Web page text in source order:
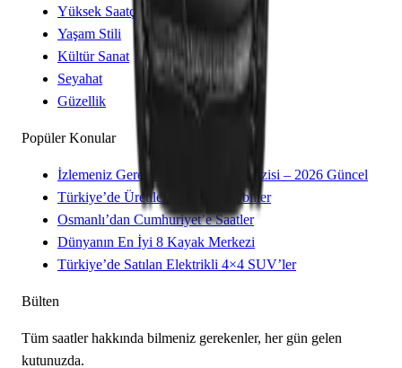
Yüksek Saatçilik
Yaşam Stili
Kültür Sanat
Seyahat
Güzellik
Popüler Konular
İzlemeniz Gereken 15 Yeni Kore Dizisi – 2026 Güncel
Türkiye’de Üretilen Yerli Otomobiller
Osmanlı’dan Cumhuriyet’e Saatler
Dünyanın En İyi 8 Kayak Merkezi
Türkiye’de Satılan Elektrikli 4×4 SUV’ler
Bülten
Tüm saatler hakkında bilmeniz gerekenler, her gün gelen
kutunuzda.